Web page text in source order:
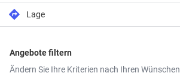
Lage
Angebote filtern
Ändern Sie Ihre Kriterien nach Ihren Wünschen